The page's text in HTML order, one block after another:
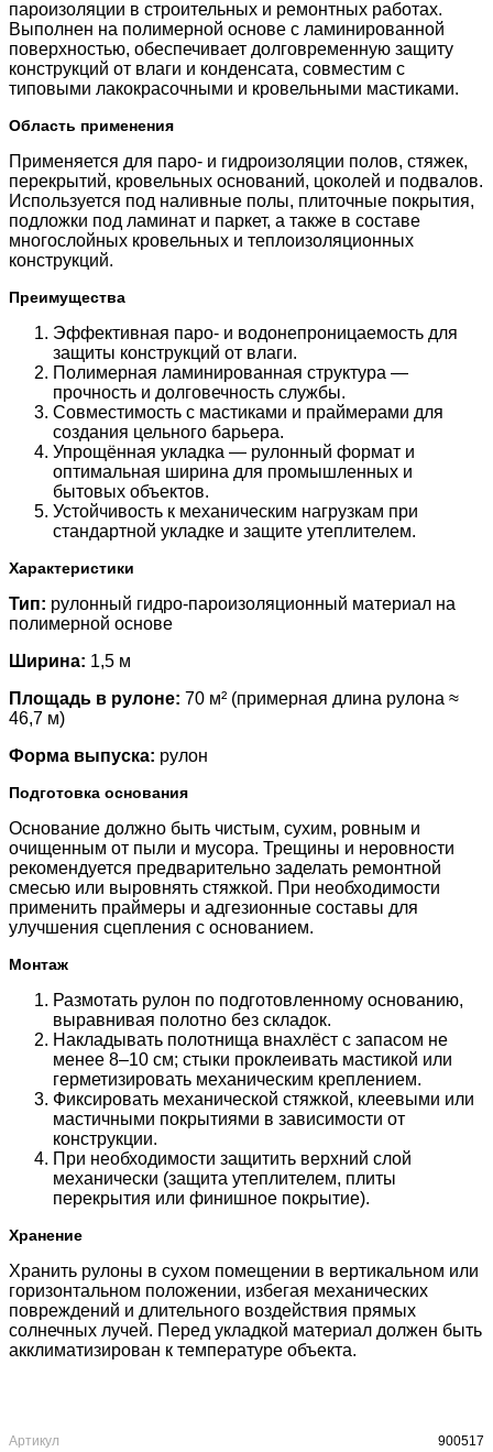
пароизоляции в строительных и ремонтных работах.
Выполнен на полимерной основе с ламинированной
поверхностью, обеспечивает долговременную защиту
конструкций от влаги и конденсата, совместим с
типовыми лакокрасочными и кровельными мастиками.
Область применения
Применяется для паро- и гидроизоляции полов, стяжек,
перекрытий, кровельных оснований, цоколей и подвалов.
Используется под наливные полы, плиточные покрытия,
подложки под ламинат и паркет, а также в составе
многослойных кровельных и теплоизоляционных
конструкций.
Преимущества
Эффективная паро- и водонепроницаемость для
защиты конструкций от влаги.
Полимерная ламинированная структура —
прочность и долговечность службы.
Совместимость с мастиками и праймерами для
создания цельного барьера.
Упрощённая укладка — рулонный формат и
оптимальная ширина для промышленных и
бытовых объектов.
Устойчивость к механическим нагрузкам при
стандартной укладке и защите утеплителем.
Характеристики
Тип: рулонный гидро-пароизоляционный материал на
полимерной основе
Ширина: 1,5 м
Площадь в рулоне: 70 м² (примерная длина рулона ≈
46,7 м)
Форма выпуска: рулон
Подготовка основания
Основание должно быть чистым, сухим, ровным и
очищенным от пыли и мусора. Трещины и неровности
рекомендуется предварительно заделать ремонтной
смесью или выровнять стяжкой. При необходимости
применить праймеры и адгезионные составы для
улучшения сцепления с основанием.
Монтаж
Размотать рулон по подготовленному основанию,
выравнивая полотно без складок.
Накладывать полотнища внахлёст с запасом не
менее 8–10 см; стыки проклеивать мастикой или
герметизировать механическим креплением.
Фиксировать механической стяжкой, клеевыми или
мастичными покрытиями в зависимости от
конструкции.
При необходимости защитить верхний слой
механически (защита утеплителем, плиты
перекрытия или финишное покрытие).
Хранение
Хранить рулоны в сухом помещении в вертикальном или
горизонтальном положении, избегая механических
повреждений и длительного воздействия прямых
солнечных лучей. Перед укладкой материал должен быть
акклиматизирован к температуре объекта.
Артикул 900517